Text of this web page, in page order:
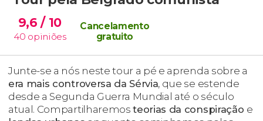
9,6/ 10
40 opiniões
Cancelamento
gratuito
Junte-se a nós neste tour a pé e aprenda sobre a
era mais controversa da Sérvia, que se estende
desde a Segunda Guerra Mundial até o século
atual. Compartilharemosteorias da conspiração e